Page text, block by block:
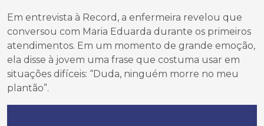
Em entrevista à Record, a enfermeira revelou que
conversou com Maria Eduarda durante os primeiros
atendimentos. Em um momento de grande emoção,
ela disse à jovem uma frase que costuma usar em
situações difíceis: “Duda, ninguém morre no meu
plantão”.